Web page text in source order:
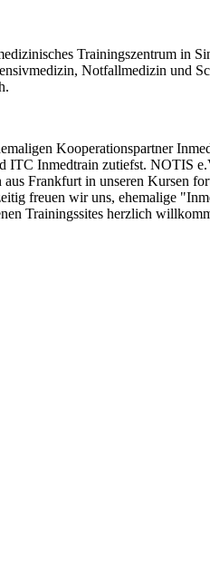
Trainingszentrum in
Notfallmedizin und
Kooperationspartner
ITC Inmedtrain zutiefst. NOTIS
Frankfurt in unseren Kursen
freuen wir uns, ehemalige
Trainingssites herzlich